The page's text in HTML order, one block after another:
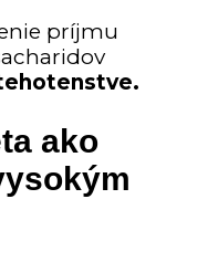
príjmu
ako